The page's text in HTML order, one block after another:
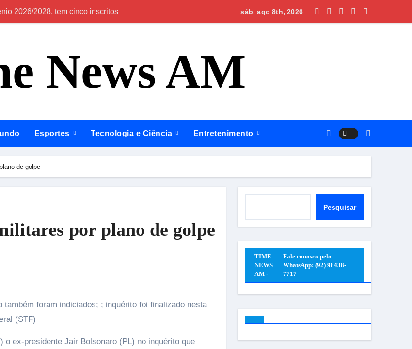
2026/2028, tem cinco inscritos Em Itapiranga e Silves, Omar apresenta plano para regionalizar saúde,
sáb. ago 8th, 2026
News AM
Esportes Tecnologia e Ciência Entretenimento
de golpe
por plano de golpe
(STF)
ex-presidente Jair Bolsonaro (PL) no inquérito que
Pesquisar
TIME
NEWS
AM -
Fale conosco pelo
WhatsApp: (92) 98438-
7717